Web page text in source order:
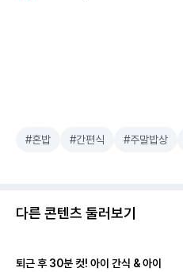
#혼밥 #간편식 #주말밥상
다른 콘텐츠 둘러보기
퇴근 후 30분 컷! 아이 간식 & 아이